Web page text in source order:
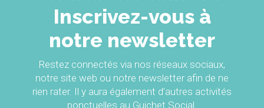
Inscrivez-vous à
notre newsletter
Restez connectés via nos réseaux sociaux,
notre site web ou notre newsletter afin de ne
rien rater. Il y aura également d’autres activités
ponctuelles au Guichet Social.